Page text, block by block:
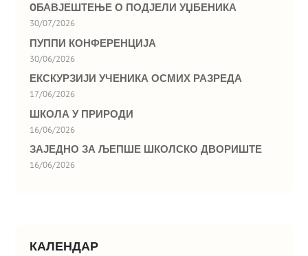
OБАВЈЕШТЕЊЕ О ПОДЈЕЛИ УЏБЕНИКА
30/07/2026
ПУППИ КОНФЕРЕНЦИЈА
30/06/2026
ЕКСКУРЗИЈИ УЧЕНИКА ОСМИХ РАЗРЕДА
17/06/2026
ШКОЛА У ПРИРОДИ
16/06/2026
ЗАЈЕДНО ЗА ЉЕПШЕ ШКОЛСКО ДВОРИШТЕ
16/06/2026
КАЛЕНДАР